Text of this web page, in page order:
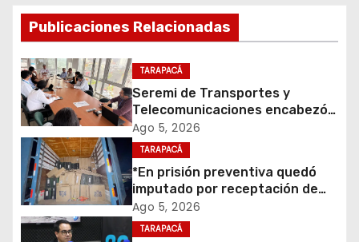
c
i
ó
n
d
e
e
Publicaciones Relacionadas
TARAPACÁ
Seremi de Transportes y
Telecomunicaciones encabezó
primera mesa de coordinación
para el retiro de cables en
desuso en Iquique
Ago 5, 2026
TARAPACÁ
*En prisión preventiva quedó
imputado por receptación de
cigarrillos avaluados en $1.600
millones*
Ago 5, 2026
TARAPACÁ